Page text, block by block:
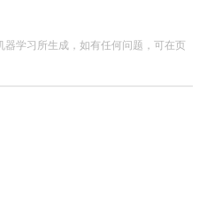
学习所生成，如有任何问题，可在页